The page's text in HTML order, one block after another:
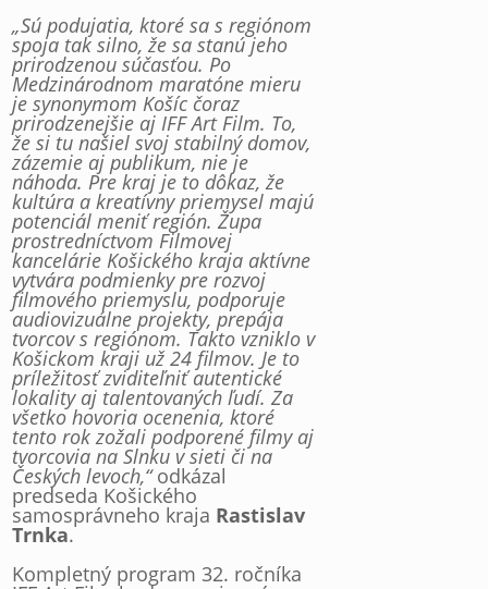
„Sú podujatia, ktoré sa s regiónom
spoja tak silno, že sa stanú jeho
prirodzenou súčasťou. Po
Medzinárodnom maratóne mieru
je synonymom Košíc čoraz
prirodzenejšie aj IFF Art Film. To,
že si tu našiel svoj stabilný domov,
zázemie aj publikum, nie je
náhoda. Pre kraj je to dôkaz, že
kultúra a kreatívny priemysel majú
potenciál meniť región. Župa
prostredníctvom Filmovej
kancelárie Košického kraja aktívne
vytvára podmienky pre rozvoj
filmového priemyslu, podporuje
audiovizuálne projekty, prepája
tvorcov s regiónom. Takto vzniklo v
Košickom kraji už 24 filmov. Je to
príležitosť zviditeľniť autentické
lokality aj talentovaných ľudí. Za
všetko hovoria ocenenia, ktoré
tento rok zožali podporené filmy aj
tvorcovia na Slnku v sieti či na
Českých levoch,“odkázal
predseda Košického
samosprávneho kraja Rastislav
Trnka.
Kompletný program 32. ročníka